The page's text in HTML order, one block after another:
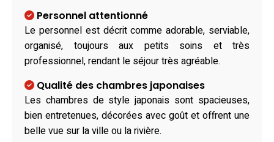
Personnel attentionné
Le personnel est décrit comme adorable, serviable,
organisé, toujours aux petits soins et très
professionnel, rendant le séjour très agréable.
Qualité des chambres japonaises
Les chambres de style japonais sont spacieuses,
bien entretenues, décorées avec goût et offrent une
belle vue sur la ville ou la rivière.